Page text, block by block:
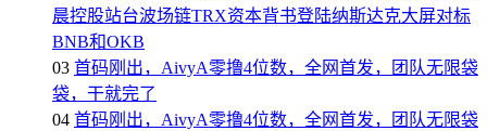
晨控股站台波场链TRX资本背书登陆纳斯达克大屏对标
BNB和OKB
03 首码刚出，AivyA零撸4位数，全网首发，团队无限袋
袋，干就完了
04 首码刚出，AivyA零撸4位数，全网首发，团队无限袋